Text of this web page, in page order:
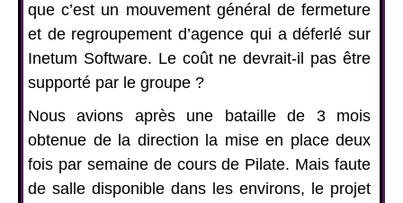
que c’est un mouvement général de fermeture
et de regroupement d’agence qui a déferlé sur
Inetum Software. Le coût ne devrait-il pas être
supporté par le groupe ?
Nous avions après une bataille de 3 mois
obtenue de la direction la mise en place deux
fois par semaine de cours de Pilate. Mais faute
de salle disponible dans les environs, le projet